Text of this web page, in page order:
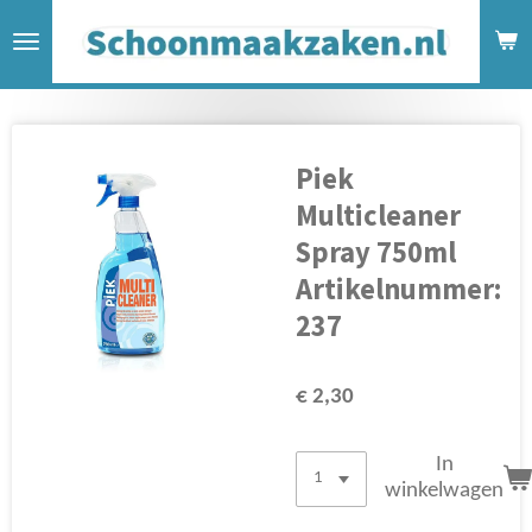
direct
Piek
Multicleaner
Spray 750ml
Artikelnummer:
237
€ 2,30
In
winkelwagen